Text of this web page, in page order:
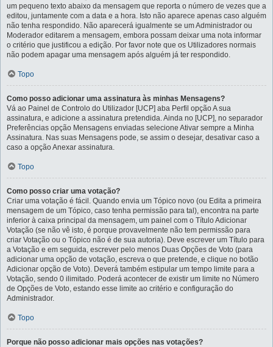
um pequeno texto abaixo da mensagem que reporta o número de vezes que a
editou, juntamente com a data e a hora. Isto não aparece apenas caso alguém
não tenha respondido. Não aparecerá igualmente se um Administrador ou
Moderador editarem a mensagem, embora possam deixar uma nota informar
o critério que justificou a edição. Por favor note que os Utilizadores normais
não podem apagar uma mensagem após alguém já ter respondido.
Topo
Como posso adicionar uma assinatura às minhas Mensagens?
Vá ao Painel de Controlo do Utilizador [UCP] aba Perfil opção A sua
assinatura, e adicione a assinatura pretendida. Ainda no [UCP], no separador
Preferências opção Mensagens enviadas selecione Ativar sempre a Minha
Assinatura. Nas suas Mensagens pode, se assim o desejar, desativar caso a
caso a opção Anexar assinatura.
Topo
Como posso criar uma votação?
Criar uma votação é fácil. Quando envia um Tópico novo (ou Edita a primeira
mensagem de um Tópico, caso tenha permissão para tal), encontra na parte
inferior à caixa principal da mensagem, um painel com o Título Adicionar
Votação (se não vê isto, é porque provavelmente não tem permissão para
criar Votação ou o Tópico não é de sua autoria). Deve escrever um Título para
a Votação e em seguida, escrever pelo menos Duas Opções de Voto (para
adicionar uma opção de votação, escreva o que pretende, e clique no botão
Adicionar opção de Voto). Deverá também estipular um tempo limite para a
Votação, sendo 0 ilimitado. Poderá acontecer de existir um limite no Número
de Opções de Voto, estando esse limite ao critério e configuração do
Administrador.
Topo
Porque não posso adicionar mais opções nas votações?